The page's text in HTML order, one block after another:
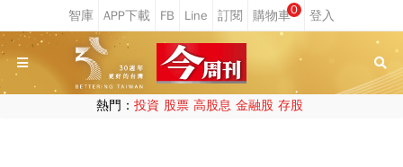
0
熱門： 投資 股票 高股息 金融股 存股